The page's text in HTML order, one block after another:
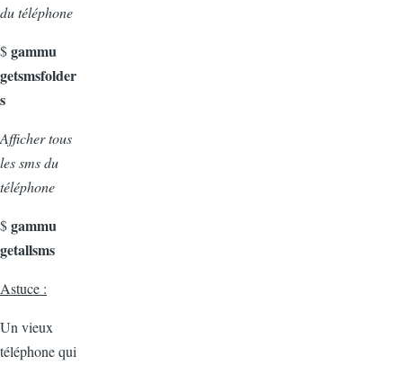
du téléphone
$gammu
getsmsfolder
s
Afficher tous
les sms du
téléphone
$gammu
getallsms
Astuce :
Un vieux
téléphone qui